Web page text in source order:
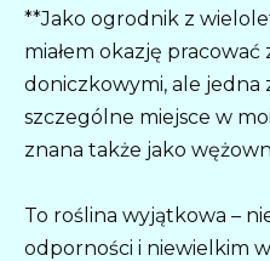
**Jako ogrodnik z
miałem okazję
doniczkowymi, ale jedna
szczególne miejsce w
znana także jako
To roślina wyjątkowa –
odporności i niewielkim